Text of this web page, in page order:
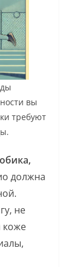
вы
требуют
должна
не
коже